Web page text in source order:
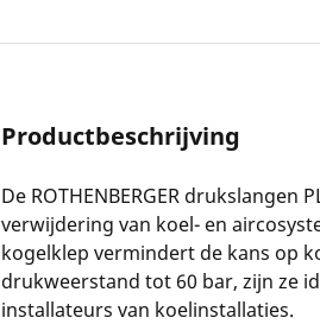
Productbeschrijving
De ROTHENBERGER
verwijdering van koel- en
kogelklep vermindert de kans op
drukweerstand tot 60 bar, zijn ze
installateurs van koelinstallaties.